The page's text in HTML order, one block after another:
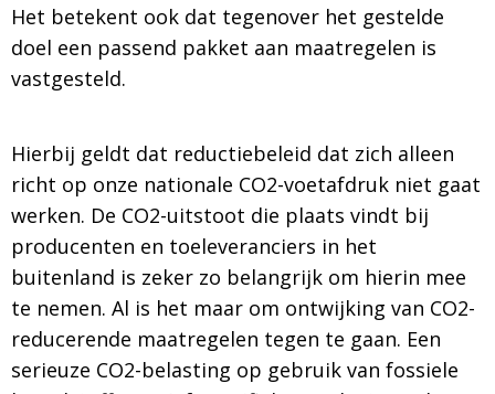
Het betekent ook dat tegenover het gestelde
doel een passend pakket aan maatregelen is
vastgesteld.
Hierbij geldt dat reductiebeleid dat zich alleen
richt op onze nationale CO2-voetafdruk niet gaat
werken. De CO2-uitstoot die plaats vindt bij
producenten en toeleveranciers in het
buitenland is zeker zo belangrijk om hierin mee
te nemen. Al is het maar om ontwijking van CO2-
reducerende maatregelen tegen te gaan. Een
serieuze CO2-belasting op gebruik van fossiele